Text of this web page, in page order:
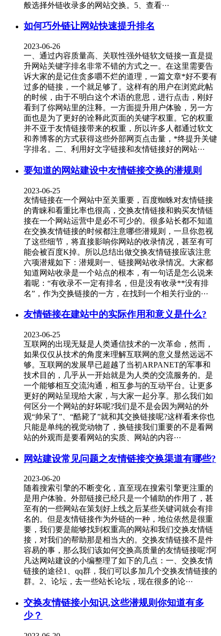
般选择外链收录多的网站交换。5、查看···
如何巧外链让网站快速提升排名
2023-06-26
一、通过内容质量高、关联性强外链软文链接一直是提
升网站关键字排名非常不错的方式之一。在这里需要告
诉大家的是记住贪多嚼不烂的道理，一篇文章*好不要有
过多的链接，一个就足够了。这样有的用户在浏览此帖
的时候，由于不明白这个术语的意思，进行点击，刚好
看到了你网站里的注释。一方面提升用户体验，另一方
面也是为了更好的诠释此页面的关键字权重。它的权重
并不亚于友情链接带来的权重，所以许多人都通过软文
和养博客的方式获得这些外部网页点击量，*终提升关键
字排名。二、利用好文字链接和友情链接好的网站···
要知道的网站建设中友情链接交换的潜规则
2023-06-25
友情链接在一个网站中至关重要，百度蜘蛛对友情链接
的青睐和看重比率也很高，交换友情链接和购买友情链
接在一个网站运营中是必不可少的。很多站长都不知道
在交换友情链接的时候都注意哪些潜规则，一旦你忽视
了这些细节，将直接影响你网站的收录情况，甚至有可
能会被百度K掉。所以总结出做交换友情链接应该注意
六项潜规如下：潜规则一、链接网站收录情况。大家都
知道网站收录是一个站点的根本，有一句话是怎么说来
着呢：“有收录不一定有排名，但是没有收录**没有排
名”，作为交换链接的一方，在找到一个相关行业的···
友情链接在建站中的实际作用和意义是什么?
2023-06-25
互联网的出现无疑是人类通信技术的一次革命，然而，
如果仅仅从技术的角度来理解互联网的意义显然远远不
够。互联网的发展早已超越了当初ARPANET的军事和
技术目的，几乎从一开始就是为人类的交流服务的。是
一个能够相互交流沟通，相互参与的互动平台。让更多
更好的网站呈现给大家，与大家一起分享。那么我们如
何区分一个网站的好坏呢?我们是不是会因为网站的外
观“帅呆了”、“酷毙了”就和其交换链接呢?这样看来你也
只能是单纯的视觉动物了，换链接我们重要的不是看网
站的外观而是要看网站的实质、网站的内容···
网站建设常见问题之友情链接交换渠道有哪些?
2023-06-20
随着搜索引擎的不断变化，直至现在搜索引擎更注重的
是用户体验。外部链接已经只是一个辅助的作用了，甚
至有的一些网站在策划好上线之后某些关键词就会有排
名的。但是友情链接作为外链的一种，地位依然是很重
要，我们要是能够找到权重高的网站和我们交换友情链
接，对我们的帮助那是相当大的。交换友情链接不是件
容易的事，那么我们该如何交换高质量的友情链接呢?阿
凡达网站建设的小编整理了如下的几点：一、交换友情
链接的途径1、qq群，我们可以多加几个交换友情链接的
群。2、论坛，去一些站长论坛，现在很多的论···
交换友情链接小知识,这些潜规则你知道有多
少？